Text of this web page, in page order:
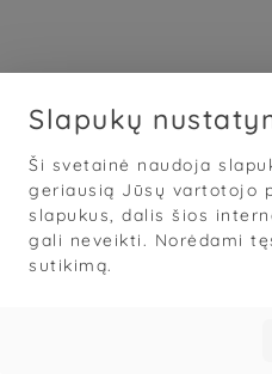
Slapukų
Ši svetainė naudoja
geriausią Jūsų vartotojo
slapukus, dalis šios
gali neveikti. Norėdami
sutikimą.
Sąlygos ·
© 2026
Mobilioji darbo knyga